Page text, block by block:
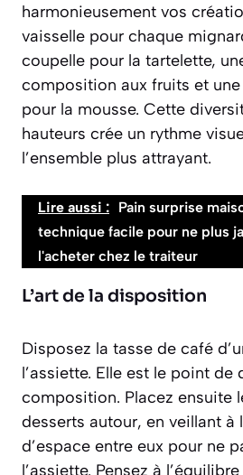
harmonieusement vos
vaisselle pour chaque
coupelle pour la tartelette,
composition aux fruits et
pour la mousse. Cette
hauteurs crée un rythme
l’ensemble plus attrayant.
Lire aussi : Pain surprise
technique facile pour ne plus
l'acheter chez le traiteur
L’art de la disposition
Disposez la tasse de café
l’assiette. Elle est le point de
composition. Placez ensuite
desserts autour, en veillant à
d’espace entre eux pour ne
l’assiette. Pensez à